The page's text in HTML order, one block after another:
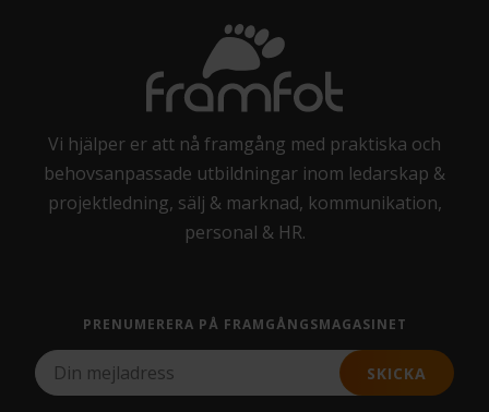
Vi hjälper er att nå framgång med praktiska och
behovsanpassade utbildningar inom ledarskap &
projektledning, sälj & marknad, kommunikation,
personal & HR.
PRENUMERERA PÅ FRAMGÅNGSMAGASINET
SKICKA